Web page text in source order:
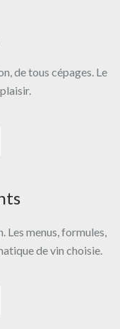
de tous cépages. Le
Les menus, formules,
de vin choisie.